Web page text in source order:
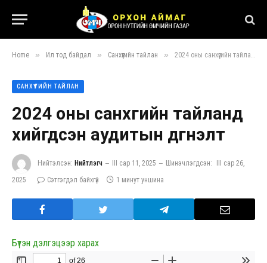
Home » Ил тод байдал » Санхүүгийн тайлан » 2024 оны санхүүгийн тайланд хийгдсэн аудитын дүгнэлт
САНХҮҮГИЙН ТАЙЛАН
2024 оны санхүүгийн тайланд
хийгдсэн аудитын дүгнэлт
Нийтэлсэн: Нийтлэгч III сар 11, 2025 Шинэчлэгдсэн:
III сар 26,
2025
Сэтгэгдэл байхгүй 1 минут уншина
Бүтэн дэлгэцээр харах